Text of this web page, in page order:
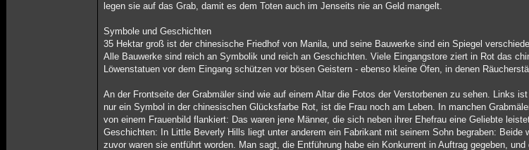
legen sie auf das Grab, damit es dem Toten auch im Jenseits nie an Geld mangelt.
Symbole und Geschichten
35 Hektar groß ist der chinesische Friedhof von Manila, und seine Bauwerke sind ein Spiegel
Alle Bauwerke sind reich an Symbolik und reich an Geschichten. Viele Eingangstore ziert in Rot das
Löwenstatuen vor dem Eingang schützen vor bösen Geistern - ebenso kleine Öfen, in denen
An der Frontseite der Grabmäler sind wie auf einem Altar die Fotos der Verstorbenen zu sehen. Links
nur ein Symbol in der chinesischen Glücksfarbe Rot, ist die Frau noch am Leben. In manchen
von einem Frauenbild flankiert: Das waren jene Männer, die sich neben ihrer Ehefrau eine Geliebte
Geschichten: In Little Beverly Hills liegt unter anderem ein Fabrikant mit seinem Sohn begraben: Beide
zuvor waren sie entführt worden. Man sagt, die Entführung habe ein Konkurrent in Auftrag gegeben,